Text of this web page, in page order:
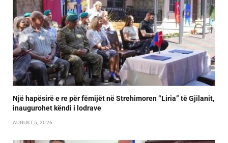
Një hapësirë e re për fëmijët në Strehimoren “Liria” të Gjilanit,
inaugurohet këndi i lodrave
AUGUST 5, 2026